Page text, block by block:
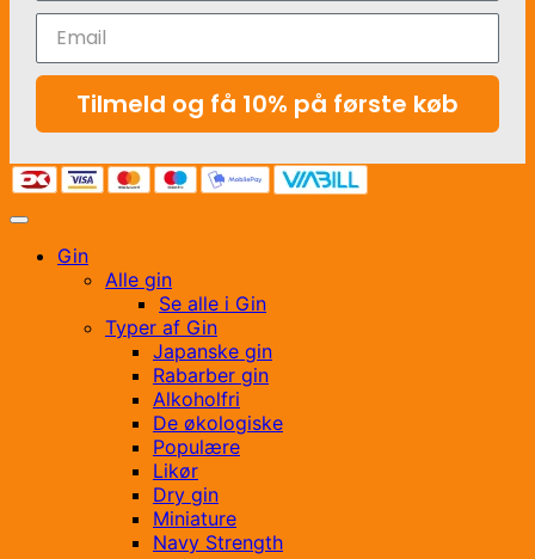
Tilmeld og få 10% på første køb
Gin
Alle gin
Se alle i Gin
Typer af Gin
Japanske gin
Rabarber gin
Alkoholfri
De økologiske
Populære
Likør
Dry gin
Miniature
Navy Strength